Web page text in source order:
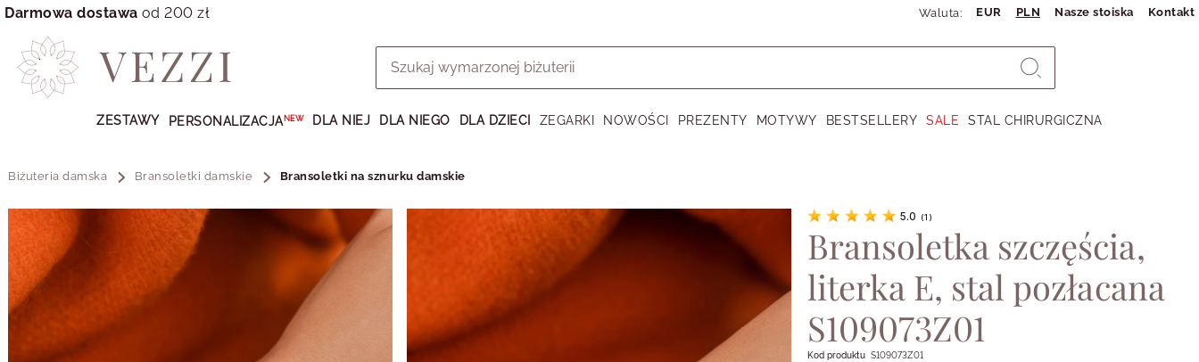
Przejdź
GŁÓWNEJ
MENU
UŻYTKOWNIKA
WYSZUKIWARKI
Darmowa dostawa od 200 zł Waluta: EUR PLN Nasze stoiska Kontakt
ZESTAWY PERSONALIZACJA NEW DLA NIEJ DLA NIEGO DLA DZIECI ZEGARKI NOWOŚCI PREZENTY MOTYWY BESTSELLERY SALE STAL CHIRURGICZNA
Biżuteria damska Bransoletki damskie Bransoletki na sznurku damskie
5.0 (1 )
Bransoletka szczęścia,
literka E, stal pozłacana
S109073Z01
Kod produktu S109073Z01